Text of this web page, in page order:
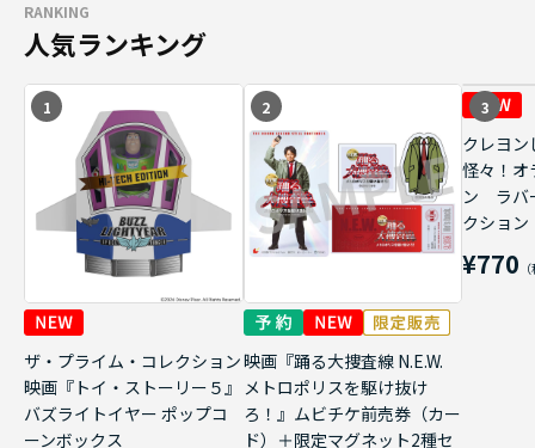
RANKING
人気ランキング
1
ザ・プライム・コレクション
映画『トイ・ストーリー５』
バズライトイヤー ポップコ
ーンボックス
2
映画『踊る大捜査線 N.E.W.
メトロポリスを駆け抜け
ろ！』ムビチケ前売券（カー
ド）＋限定マグネット2種セ
3
クレヨン
怪々！オ
ン ラバ
クショ
¥770